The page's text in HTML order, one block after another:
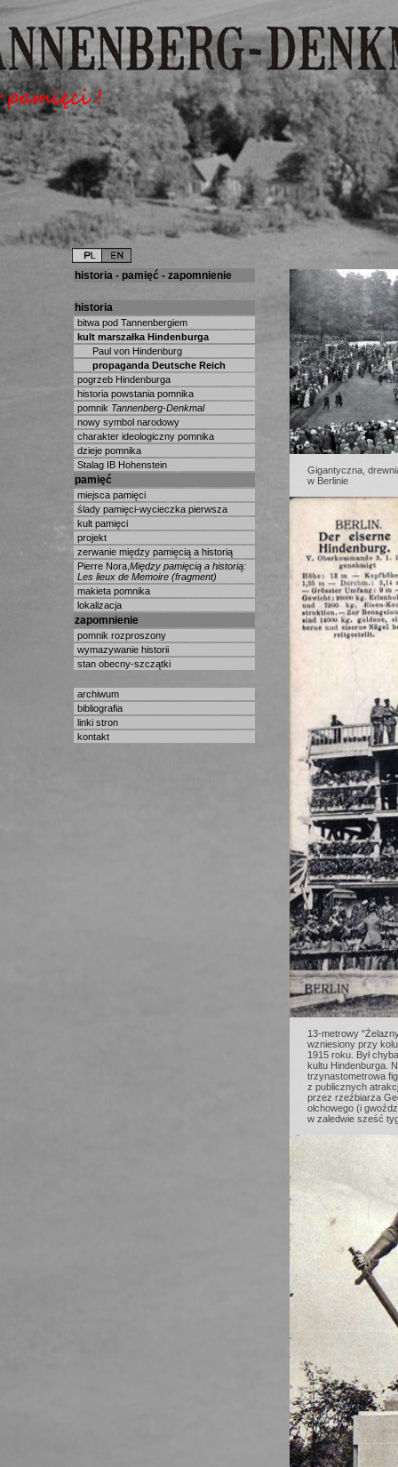
historia - pamięć - zapomnienie
historia
bitwa pod Tannenbergiem
kult marszałka Hindenburga
Paul von Hindenburg
propaganda Deutsche Reich
pogrzeb Hindenburga
historia powstania pomnika
pomnik Tannenberg-Denkmal
nowy symbol narodowy
charakter ideologiczny pomnika
dzieje pomnika
Stalag IB Hohenstein
pamięć
miejsca pamięci
ślady pamięci-wycieczka pierwsza
kult pamięci
projekt
zerwanie między pamięcią a historią
Pierre Nora, Między pamięcią a historią:
Les lieux de Memoire (fragment)
makieta pomnika
lokalizacja
zapomnienie
pomnik rozproszony
wymazywanie historii
stan obecny-szczątki
archiwum
bibliografia
linki stron
kontakt
Gigantyczna,
w Berlinie
13-metrowy
wzniesiony przy
1915 roku. Był
kultu Hindenburga.
trzynastometrowa
z publicznych
przez rzeźbiarza
olchowego (i
w zaledwie sześć